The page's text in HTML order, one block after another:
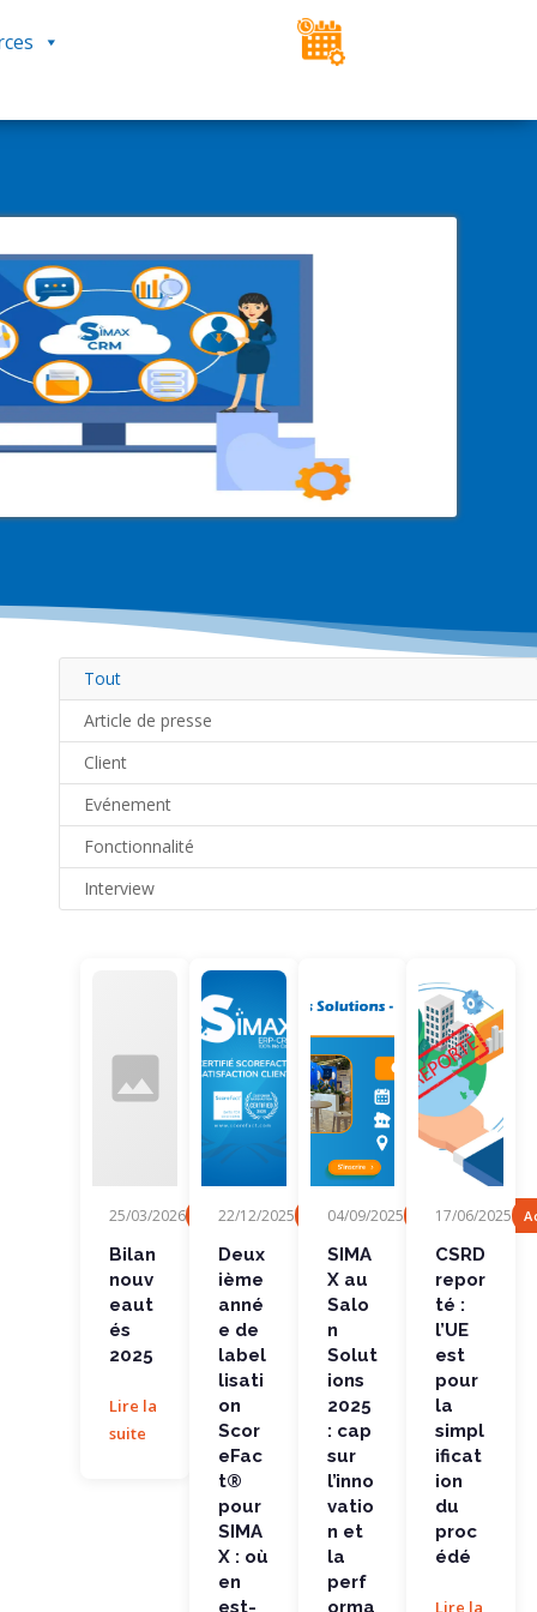
Tout
Article de presse
Client
Evénement
Fonctionnalité
Interview
nouveaut
25/03/2026 Fonctionnalité
Bilan
nouv
eaut
és
2025
Lire la
suite
e année
labellisati
ScoreFact
®...
22/12/2025 Actualités, Evénement
Deux
ième
anné
e de
label
lisati
on
Scor
eFac
t®
pour
SIMA
X : où
en
est-
Salon
2025 : cap
04/09/2025 Actualités,
SIMA
X au
Salo
n
Solut
ions
2025
: cap
sur
l’inno
vatio
n et
la
perf
orma
reporté :
pour la
ion...
17/06/2025
CSRD
repor
té :
l’UE
est
pour
la
simpl
ificat
ion
du
proc
édé
Lire la